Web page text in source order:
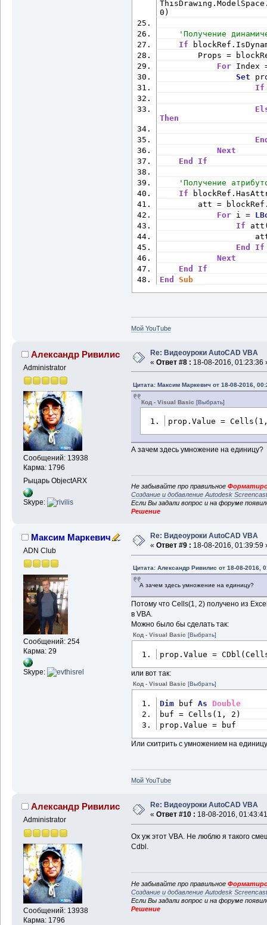
0)
'Получение
If
Props =
For Index
Set
If
Then
Next
End
If
'Получение
If
att =
For i =
If
End
If
Next
End
If
End
Sub
Мой YouTube
Александр Ривилис
Administrator
Сообщений: 13938
Карма: 1796
Рыцарь ObjectARX
Skype:
Re: Видеоуроки AutoCAD VBA
« Ответ #8 : 18-08-2016, 01:23:36
Цитата: Максим Маркевич от 18-08-2016,
Код - Visual Basic [Выбрать]
prop.Value =
А зачем здесь умножение на единицу?
Не забывайте про правильное
Создание и добавление Autodesk
Если Вы задали вопрос и на форуме
Решение
Максим Маркевич
ADN Club
Сообщений: 254
Карма: 29
Skype:
Re: Видеоуроки AutoCAD VBA
« Ответ #9 : 18-08-2016, 01:39:59
Цитата: Александр Ривилис от 18-08-2016,
А зачем здесь умножение на единицу?
Потому что Cells(1, 2) получено из
в VBA.
Можно было бы сделать так:
Код - Visual Basic [Выбрать]
prop.Value =
или вот так:
Код - Visual Basic [Выбрать]
Dim buf As
Double
buf = Cells(1, 2)
prop.Value = buf
Или схитрить с умножением на
Мой YouTube
Александр Ривилис
Administrator
Сообщений: 13938
Карма: 1796
Re: Видеоуроки AutoCAD VBA
« Ответ #10 : 18-08-2016,
Ох уж этот VBA. Не люблю я такого
Cdbl.
Не забывайте про правильное
Создание и добавление Autodesk
Если Вы задали вопрос и на форуме
Решение